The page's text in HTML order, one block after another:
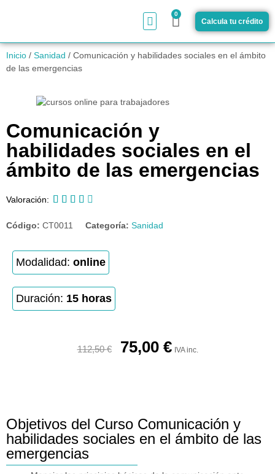
0
Calcula tu crédito
Inicio / Sanidad / Comunicación y habilidades sociales en el ámbito
de las emergencias
Comunicación y
habilidades sociales en el
ámbito de las emergencias
Valoración:     
Código: CT0011 Categoría: Sanidad
Modalidad: online
Duración: 15 horas
112,50€ 75,00 € IVA inc.
Objetivos del Curso Comunicación y
habilidades sociales en el ámbito de las
emergencias